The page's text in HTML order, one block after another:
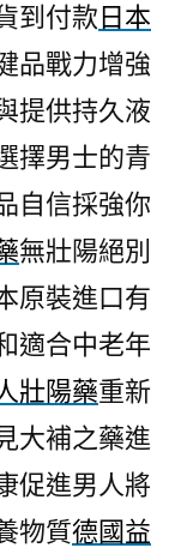
到付款日本
品戰力增強
提供持久液
擇男士的青
自信採強你
無壯陽絕別
原裝進口有
適合中老年
壯陽藥重新
大補之藥進
促進男人將
物質德國益